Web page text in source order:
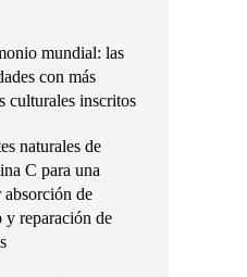
mundial: las
con más
culturales inscritos
naturales de
C para una
absorción de
y reparación de